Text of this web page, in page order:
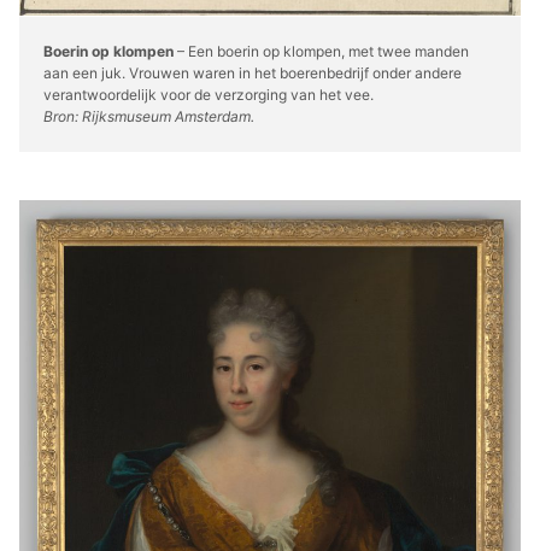
Boerin op klompen – Een boerin op klompen, met twee manden
aan een juk. Vrouwen waren in het boerenbedrijf onder andere
verantwoordelijk voor de verzorging van het vee.
Bron: Rijksmuseum Amsterdam.